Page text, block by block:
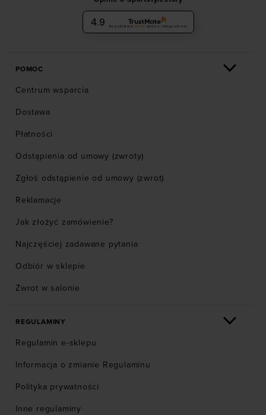
4.9 Na podstawie 6036 opinii z całego okresu
POMOC
Centrum wsparcia
Dostawa
Płatności
Odstąpienia od umowy (zwroty)
Zgłoś odstąpienie od umowy (zwrot)
Reklamacje
Jak złożyć zamówienie?
Najczęściej zadawane pytania
Odbiór w sklepie
Zwrot w salonie
REGULAMINY
Regulamin e-sklepu
Informacja o zmianie Regulaminu
Polityka prywatności
Inne regulaminy